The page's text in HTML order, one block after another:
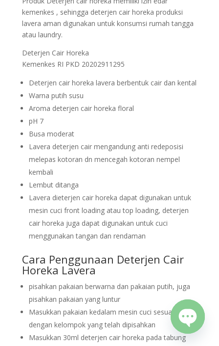
kemenkes , sehingga deterjen cair horeka produksi
lavera aman digunakan untuk konsumsi rumah tangga
atau laundry.
Deterjen Cair Horeka
Kemenkes RI PKD 20202911295
Deterjen cair horeka lavera berbentuk cair dan kental
Warna putih susu
Aroma deterjen cair horeka floral
pH 7
Busa moderat
Lavera deterjen cair mengandung anti redeposisi
melepas kotoran dn mencegah kotoran nempel
kembali
Lembut ditanga
Lavera dieterjen cair horeka dapat digunakan untuk
mesin cuci front loading atau top loading, deterjen
cair horeka juga dapat digunakan untuk cuci
menggunakan tangan dan rendaman
Cara Penggunaan Deterjen Cair
Horeka Lavera
pisahkan pakaian berwarna dan pakaian putih, juga
pisahkan pakaian yang luntur
Masukkan pakaian kedalam mesin cuci sesuain
dengan kelompok yang telah dipisahkan
Masukkan 30ml deterjen cair horeka pada tabung